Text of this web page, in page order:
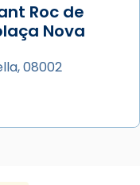
Roc de
Nova
08002